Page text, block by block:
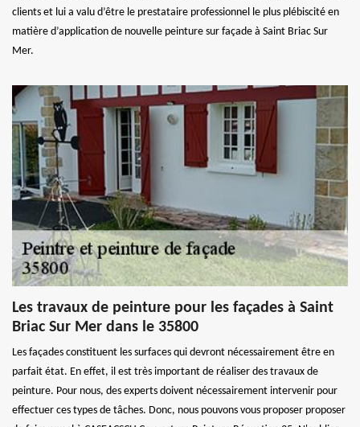
clients et lui a valu d’être le prestataire professionnel le plus plébiscité en
matière d’application de nouvelle peinture sur façade à Saint Briac Sur
Mer.
Les travaux de peinture pour les façades à Saint
Briac Sur Mer dans le 35800
Les façades constituent les surfaces qui devront nécessairement être en
parfait état. En effet, il est très important de réaliser des travaux de
peinture. Pour nous, des experts doivent nécessairement intervenir pour
effectuer ces types de tâches. Donc, nous pouvons vous proposer proposer